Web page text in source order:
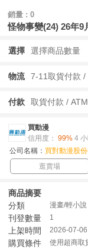
銷量 : 0
怪物事變(24) 26年9
選擇 選擇商品數量
物流
付款 取貨付款 /
買動漫
信用度： 99% 4
公司名稱： 買對動漫股
逛賣場
商品摘要
分類
漫畫/輕小
刊登數量 1
上架時間 2026-07-
購買條件 使用超商取